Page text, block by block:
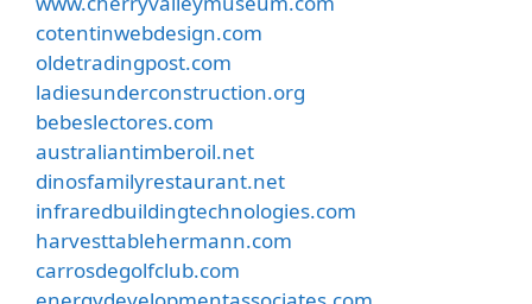
cotentinwebdesign.com
oldetradingpost.com
ladiesunderconstruction.org
bebeslectores.com
australiantimberoil.net
dinosfamilyrestaurant.net
infraredbuildingtechnologies.com
harvesttablehermann.com
carrosdegolfclub.com